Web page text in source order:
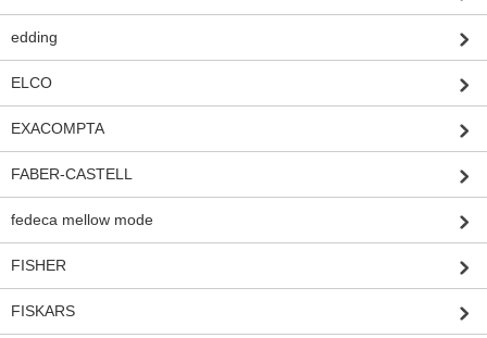
edding
ELCO
EXACOMPTA
FABER-CASTELL
fedeca mellow mode
FISHER
FISKARS